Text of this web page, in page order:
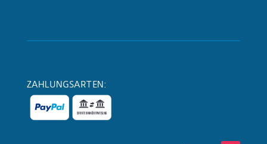
ZAHLUNGSARTEN: